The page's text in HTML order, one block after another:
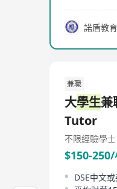
諾盾教育
兼職
大學生兼
Tutor
不限經驗學士
$150-
DSE中文